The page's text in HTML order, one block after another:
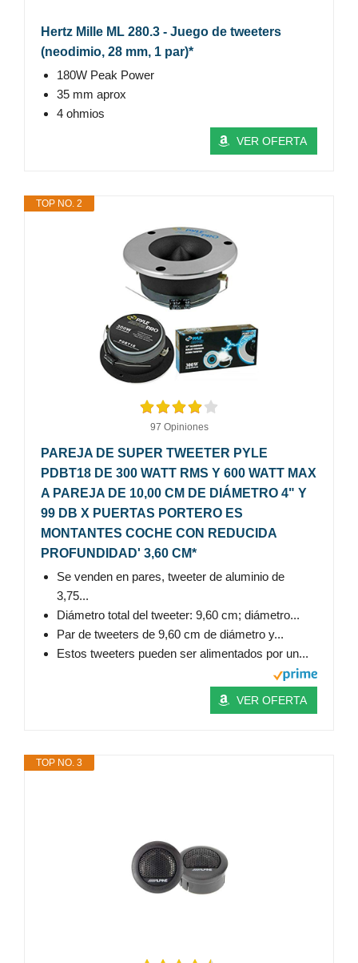
Hertz Mille ML 280.3 - Juego de tweeters
(neodimio, 28 mm, 1 par)*
180W Peak Power
35 mm aprox
4 ohmios
VER OFERTA
TOP NO. 2
97 Opiniones
PAREJA DE SUPER TWEETER PYLE
PDBT18 DE 300 WATT RMS Y 600 WATT MAX
A PAREJA DE 10,00 CM DE DIÁMETRO 4" Y
99 DB X PUERTAS PORTERO ES
MONTANTES COCHE CON REDUCIDA
PROFUNDIDAD' 3,60 CM*
Se venden en pares, tweeter de aluminio de
3,75...
Diámetro total del tweeter: 9,60 cm; diámetro...
Par de tweeters de 9,60 cm de diámetro y...
Estos tweeters pueden ser alimentados por un...
VER OFERTA
TOP NO. 3